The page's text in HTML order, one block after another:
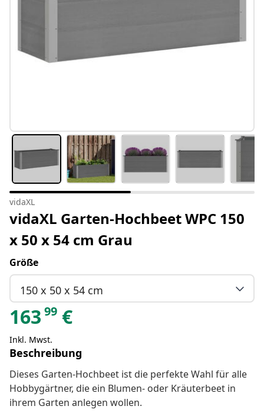
vidaXL
vidaXL Garten-Hochbeet WPC 150
x 50 x 54 cm Grau
Größe
150 x 50 x 54 cm
163 99 €
Inkl. Mwst.
Beschreibung
Dieses Garten-Hochbeet ist die perfekte Wahl für alle
Hobbygärtner, die ein Blumen- oder Kräuterbeet in
ihrem Garten anlegen wollen.